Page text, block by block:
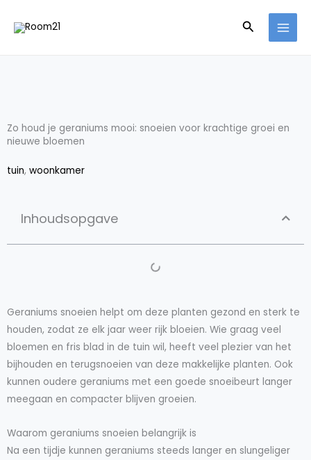
naar
Zoeken
Zo houd je geraniums mooi: snoeien voor krachtige groei en
nieuwe bloemen
tuin, woonkamer
Inhoudsopgave
Geraniums snoeien helpt om deze planten gezond en sterk te
houden, zodat ze elk jaar weer rijk bloeien. Wie graag veel
bloemen en fris blad in de tuin wil, heeft veel plezier van het
bijhouden en terugsnoeien van deze makkelijke planten. Ook
kunnen oudere geraniums met een goede snoeibeurt langer
meegaan en compacter blijven groeien.
Waarom geraniums snoeien belangrijk is
Na een tijdje kunnen geraniums steeds langer en slungeliger